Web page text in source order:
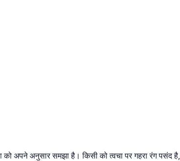
को अपने अनुसार समझा है। किसी को त्वचा पर गहरा रंग पसंद है,